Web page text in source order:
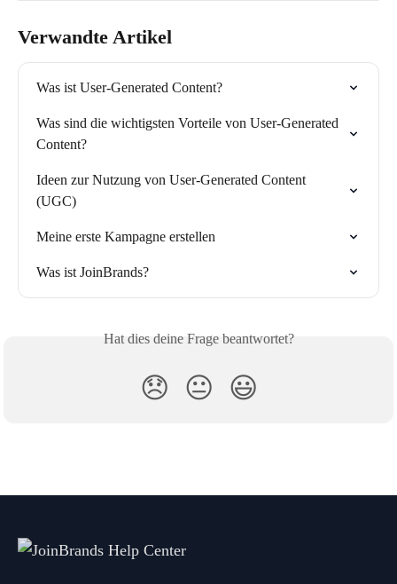
Verwandte Artikel
Was ist User-Generated Content?
Was sind die wichtigsten Vorteile von User-Generated
Content?
Ideen zur Nutzung von User-Generated Content
(UGC)
Meine erste Kampagne erstellen
Was ist JoinBrands?
Hat dies deine Frage beantwortet?
😞 😐 😃